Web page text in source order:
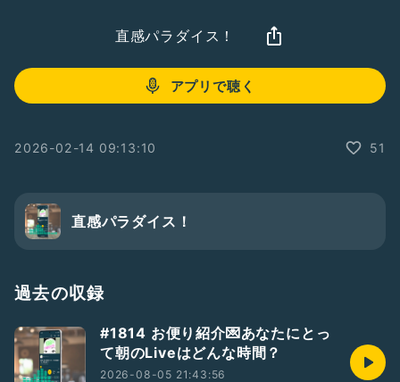
直感パラダイス！
アプリで聴く
2026-02-14 09:13:10 51
直感パラダイス！
過去の収録
#1814 お便り紹介💌あなたにとっ
て朝のLiveはどんな時間？
2026-08-05 21:43:56